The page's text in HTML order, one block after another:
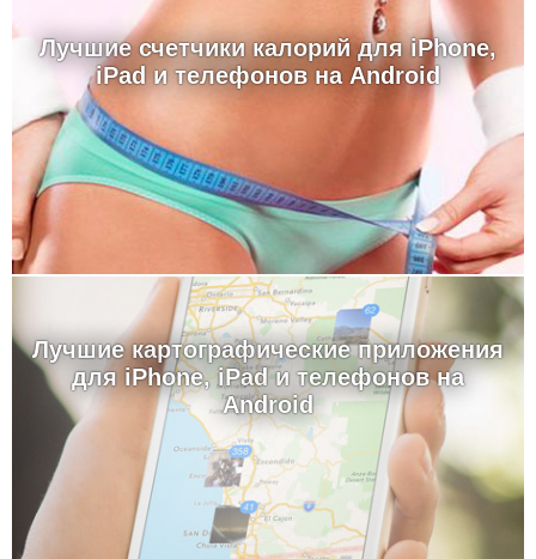
Лучшие счетчики калорий для iPhone,
iPad и телефонов на Android
Лучшие картографические приложения
для iPhone, iPad и телефонов на
Android